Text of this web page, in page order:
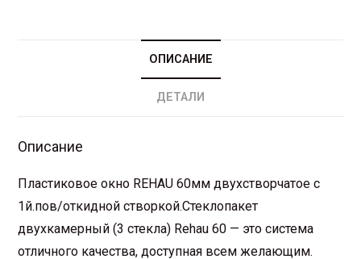
ОПИСАНИЕ
ДЕТАЛИ
Описание
Пластиковое окно REHAU 60мм двухстворчатое с
1й.пов/откидной створкой.Стеклопакет
двухкамерный (3 стекла) Rehau 60 — это система
отличного качества, доступная всем желающим.